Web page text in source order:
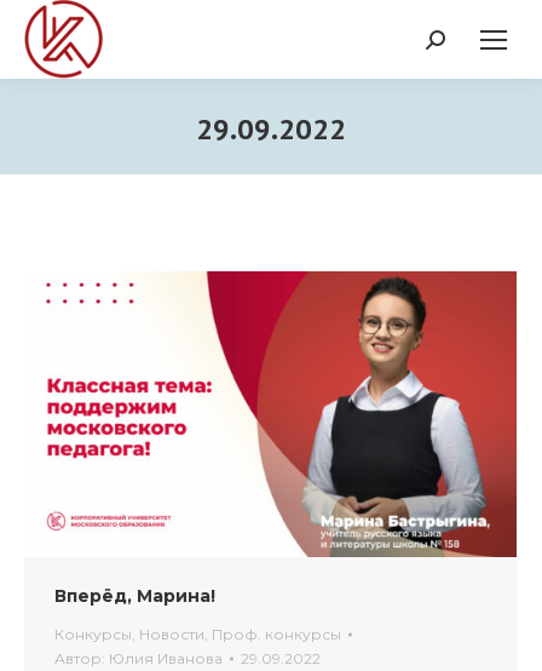
Поиск:
29.09.2022
Вперёд, Марина!
Конкурсы, Новости, Проф. конкурсы
Автор: Юлия Иванова 29.09.2022